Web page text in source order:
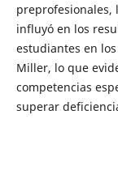
preprofesionales,
influyó en los
estudiantes en
Miller, lo que
competencias
superar